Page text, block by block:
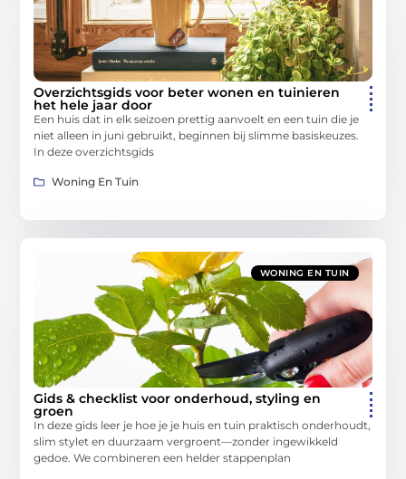
Overzichtsgids voor beter wonen en tuinieren
het hele jaar door
Een huis dat in elk seizoen prettig aanvoelt en een tuin die je
niet alleen in juni gebruikt, beginnen bij slimme basiskeuzes.
In deze overzichtsgids
Woning En Tuin
WONING EN TUIN
Gids & checklist voor onderhoud, styling en
groen
In deze gids leer je hoe je je huis en tuin praktisch onderhoudt,
slim stylet en duurzaam vergroent—zonder ingewikkeld
gedoe. We combineren een helder stappenplan